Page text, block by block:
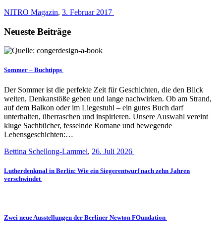
NITRO Magazin, 3. Februar 2017
Neueste Beiträge
Sommer – Buchtipps
Der Sommer ist die perfekte Zeit für Geschichten, die den Blick
weiten, Denkanstöße geben und lange nachwirken. Ob am Strand,
auf dem Balkon oder im Liegestuhl – ein gutes Buch darf
unterhalten, überraschen und inspirieren. Unsere Auswahl vereint
kluge Sachbücher, fesselnde Romane und bewegende
Lebensgeschichten:…
Bettina Schellong-Lammel, 26. Juli 2026
Lutherdenkmal in Berlin: Wie ein Siegerentwurf nach zehn Jahren
verschwindet
Zwei neue Ausstellungen der Berliner Newton FOundation